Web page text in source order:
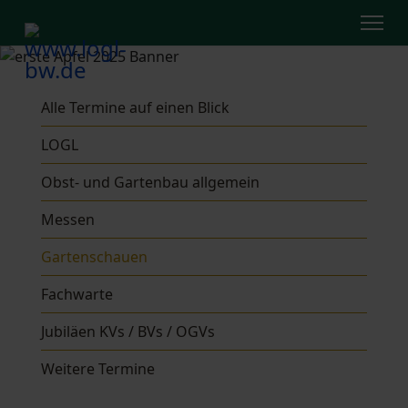
Alle Termine auf einen Blick
LOGL
Obst- und Gartenbau allgemein
Messen
Gartenschauen
Fachwarte
Jubiläen KVs / BVs / OGVs
Weitere Termine